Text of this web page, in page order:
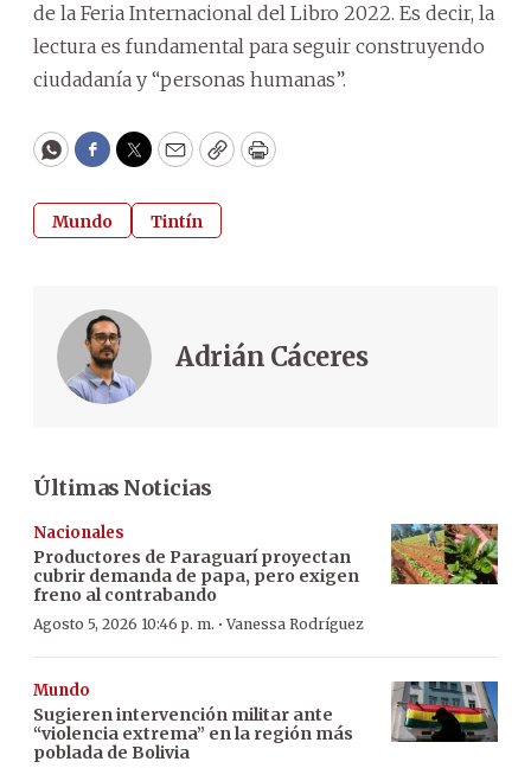
de la Feria Internacional del Libro 2022. Es decir, la
lectura es fundamental para seguir construyendo
ciudadanía y “personas humanas”.
WhatsApp
Facebook
Twitter
EmailCopyPrint
Mundo Tintín
Adrián Cáceres
Últimas Noticias
Nacionales
Productores de Paraguarí proyectan
cubrir demanda de papa, pero exigen
freno al contrabando
Agosto 5, 2026 10:46 p. m. ·Vanessa Rodríguez
Mundo
Sugieren intervención militar ante
“violencia extrema” en la región más
poblada de Bolivia